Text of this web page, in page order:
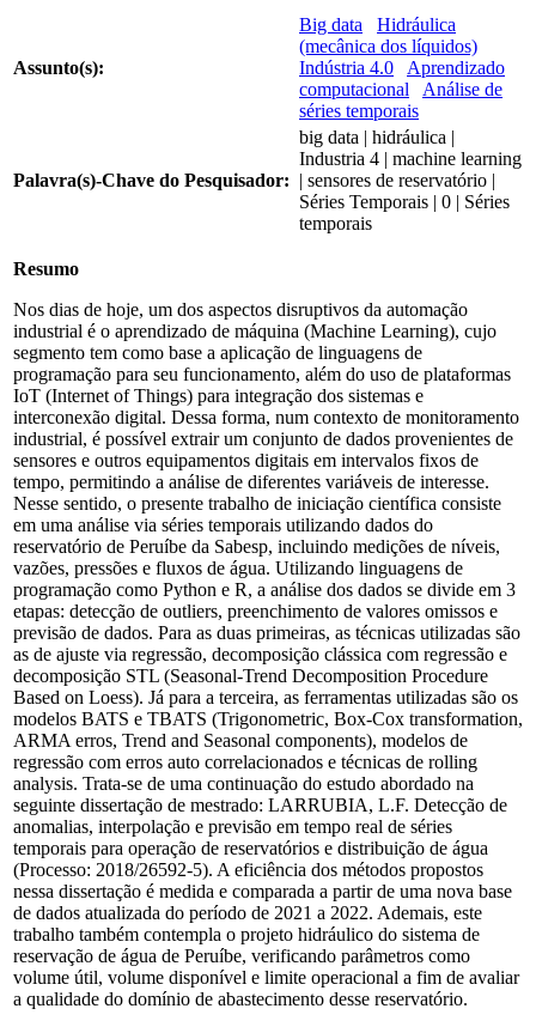
Assunto(s):
Big data
Hidráulica
(mecânica dos líquidos)
Indústria 4.0
Aprendizado
computacional
Análise de
séries temporais
Palavra(s)-Chave do Pesquisador:
big data | hidráulica |
Industria 4 | machine learning
| sensores de reservatório |
Séries Temporais | 0 | Séries
temporais
Resumo
Nos dias de hoje, um dos aspectos disruptivos da automação
industrial é o aprendizado de máquina (Machine Learning), cujo
segmento tem como base a aplicação de linguagens de
programação para seu funcionamento, além do uso de plataformas
IoT (Internet of Things) para integração dos sistemas e
interconexão digital. Dessa forma, num contexto de monitoramento
industrial, é possível extrair um conjunto de dados provenientes de
sensores e outros equipamentos digitais em intervalos fixos de
tempo, permitindo a análise de diferentes variáveis de interesse.
Nesse sentido, o presente trabalho de iniciação científica consiste
em uma análise via séries temporais utilizando dados do
reservatório de Peruíbe da Sabesp, incluindo medições de níveis,
vazões, pressões e fluxos de água. Utilizando linguagens de
programação como Python e R, a análise dos dados se divide em 3
etapas: detecção de outliers, preenchimento de valores omissos e
previsão de dados. Para as duas primeiras, as técnicas utilizadas são
as de ajuste via regressão, decomposição clássica com regressão e
decomposição STL (Seasonal-Trend Decomposition Procedure
Based on Loess). Já para a terceira, as ferramentas utilizadas são os
modelos BATS e TBATS (Trigonometric, Box-Cox transformation,
ARMA erros, Trend and Seasonal components), modelos de
regressão com erros auto correlacionados e técnicas de rolling
analysis. Trata-se de uma continuação do estudo abordado na
seguinte dissertação de mestrado: LARRUBIA, L.F. Detecção de
anomalias, interpolação e previsão em tempo real de séries
temporais para operação de reservatórios e distribuição de água
(Processo: 2018/26592-5). A eficiência dos métodos propostos
nessa dissertação é medida e comparada a partir de uma nova base
de dados atualizada do período de 2021 a 2022. Ademais, este
trabalho também contempla o projeto hidráulico do sistema de
reservação de água de Peruíbe, verificando parâmetros como
volume útil, volume disponível e limite operacional a fim de avaliar
a qualidade do domínio de abastecimento desse reservatório.